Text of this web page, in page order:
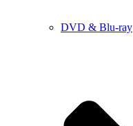
DVD & Blu-ray